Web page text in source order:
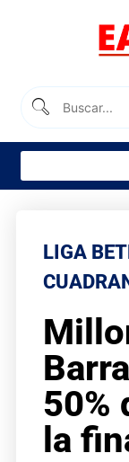
LIGA
50%
la